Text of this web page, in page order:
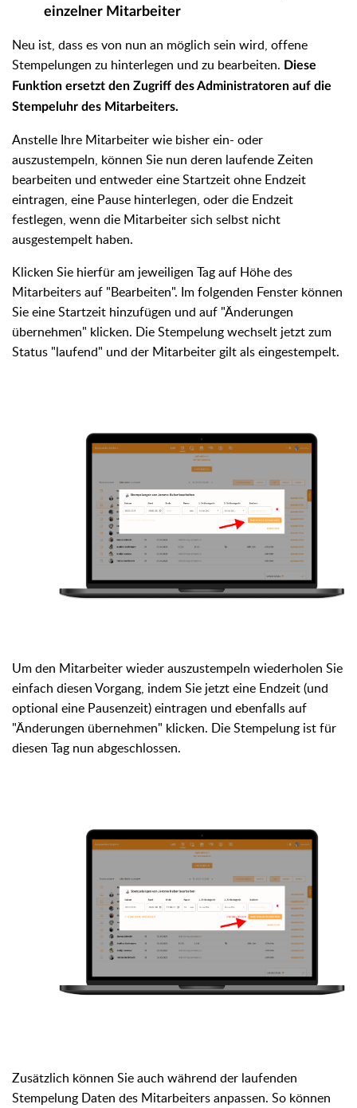
einzelner Mitarbeiter
Neu ist, dass es von nun an möglich sein wird, offene
Stempelungen zu hinterlegen und zu bearbeiten. Diese
Funktion ersetzt den Zugriff des Administratoren auf die
Stempeluhr des Mitarbeiters.
Anstelle Ihre Mitarbeiter wie bisher ein- oder
auszustempeln, können Sie nun deren laufende Zeiten
bearbeiten und entweder eine Startzeit ohne Endzeit
eintragen, eine Pause hinterlegen, oder die Endzeit
festlegen, wenn die Mitarbeiter sich selbst nicht
ausgestempelt haben.
Klicken Sie hierfür am jeweiligen Tag auf Höhe des
Mitarbeiters auf "Bearbeiten". Im folgenden Fenster können
Sie eine Startzeit hinzufügen und auf "Änderungen
übernehmen" klicken. Die Stempelung wechselt jetzt zum
Status "laufend" und der Mitarbeiter gilt als eingestempelt.
Um den Mitarbeiter wieder auszustempeln wiederholen Sie
einfach diesen Vorgang, indem Sie jetzt eine Endzeit (und
optional eine Pausenzeit) eintragen und ebenfalls auf
"Änderungen übernehmen" klicken. Die Stempelung ist für
diesen Tag nun abgeschlossen.
Zusätzlich können Sie auch während der laufenden
Stempelung Daten des Mitarbeiters anpassen. So können